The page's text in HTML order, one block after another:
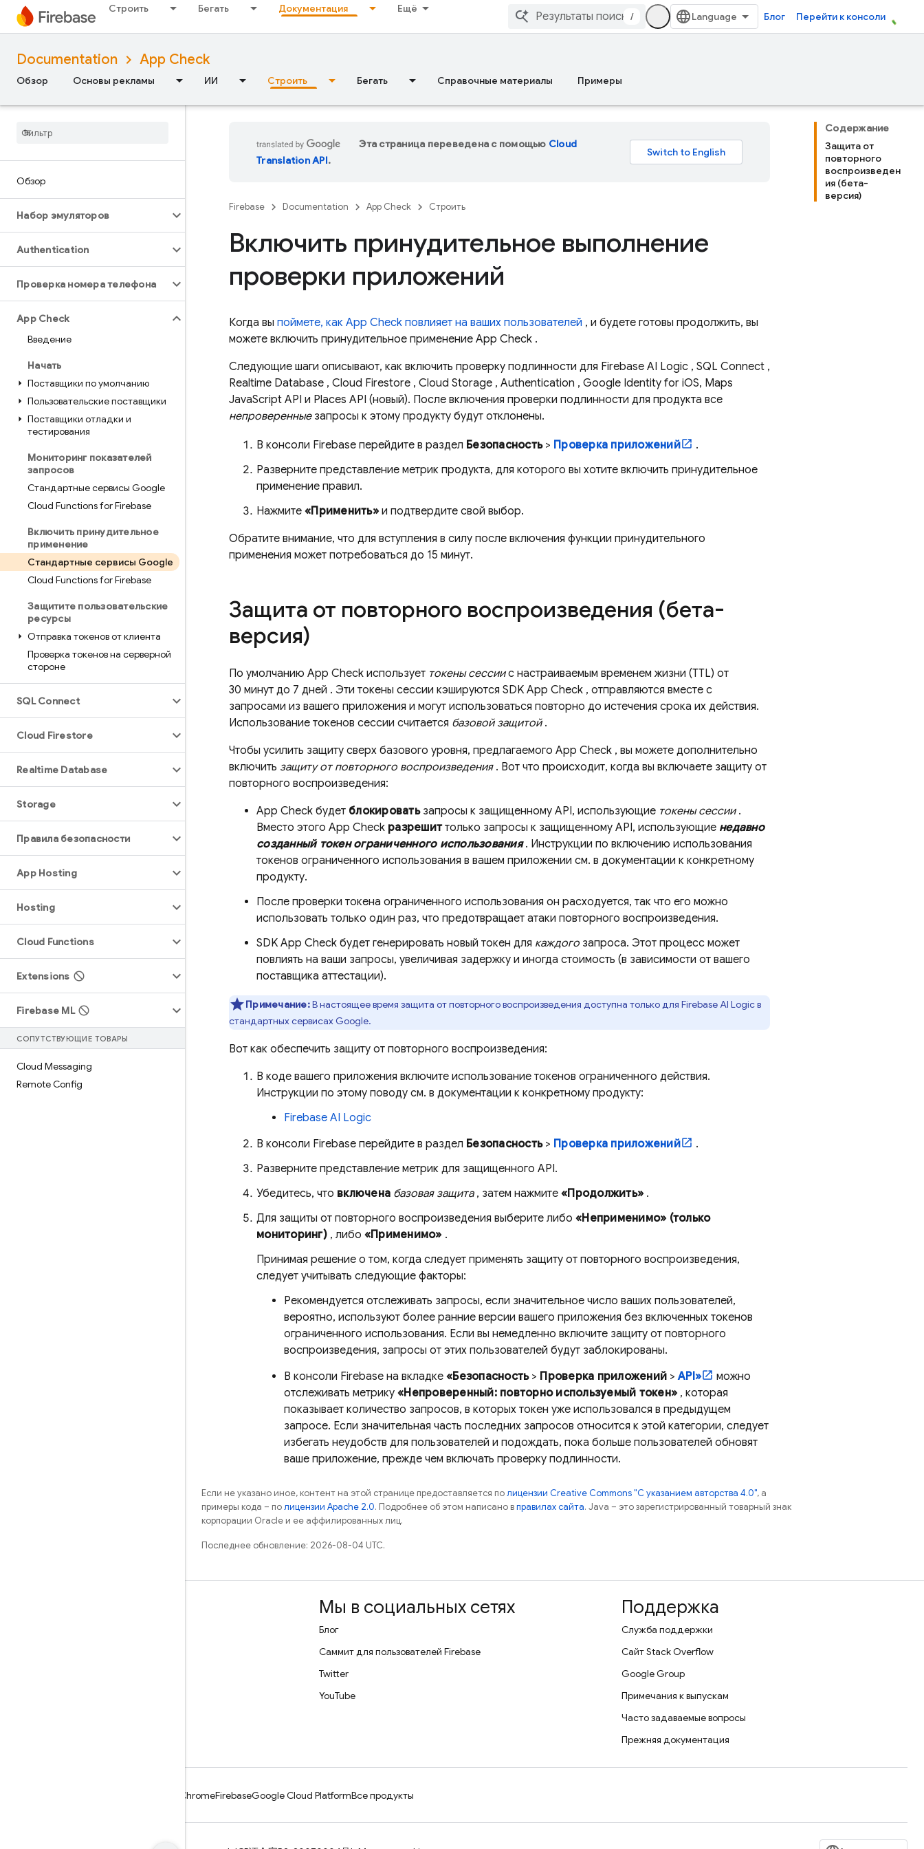
Строить Бегать Документация Ещё
/ Блог Перейти к консоли
Documentation App Check
Обзор Основы рекламы ИИ Строить Бегать Справочные материалы Примеры
Обзор
Набор эмуляторов
Authentication
Проверка номера телефона
App Check
Введение
Начать
Поставщики по умолчанию
Пользовательские поставщики
Поставщики отладки и
тестирования
Мониторинг показателей
запросов
Стандартные сервисы Google
Cloud Functions for Firebase
Включить принудительное
применение
Стандартные сервисы Google
Cloud Functions for Firebase
Защитите пользовательские
ресурсы
Отправка токенов от клиента
Проверка токенов на серверной
стороне
SQL Connect
Cloud Firestore
Realtime Database
Storage
Правила безопасности
App Hosting
Hosting
Cloud Functions
Extensions
Firebase ML
СОПУТСТВУЮЩИЕ ТОВАРЫ
Cloud Messaging
Remote Config
Содержание
Защита от
повторного
воспроизведен
ия (бета-
версия)
Эта страница переведена с помощью Cloud
Translation API.
Firebase Documentation App Check Строить
Включить принудительное выполнение
проверки приложений
Когда вы поймете, как App Check повлияет на ваших пользователей , и будете готовы продолжить, вы
можете включить принудительное применение App Check .
Следующие шаги описывают, как включить проверку подлинности для Firebase AI Logic , SQL Connect ,
Realtime Database , Cloud Firestore , Cloud Storage , Authentication , Google Identity for iOS, Maps
JavaScript API и Places API (новый). После включения проверки подлинности для продукта все
непроверенныезапросы к этому продукту будут отклонены.
В консоли Firebase перейдите в раздел Безопасность> Проверка приложений
.
Разверните представление метрик продукта, для которого вы хотите включить принудительное
применение правил.
Нажмите «Применить»и подтвердите свой выбор.
Обратите внимание, что для вступления в силу после включения функции принудительного
применения может потребоваться до 15 минут.
Защита от повторного воспроизведения (бета-
версия)
По умолчанию App Check использует токены сессиис настраиваемым временем жизни (TTL) от
30 минут до 7 дней . Эти токены сессии кэшируются SDK App Check , отправляются вместе с
запросами из вашего приложения и могут использоваться повторно до истечения срока их действия.
Использование токенов сессии считается базовой защитой.
Чтобы усилить защиту сверх базового уровня, предлагаемого App Check , вы можете дополнительно
включить защиту от повторного воспроизведения. Вот что происходит, когда вы включаете защиту от
повторного воспроизведения:
App Check будет блокироватьзапросы к защищенному API, использующие токены сессии.
Вместо этого App Check разрешиттолько запросы к защищенному API, использующие недавно
созданный токен ограниченного использования. Инструкции по включению использования
токенов ограниченного использования в вашем приложении см. в документации к конкретному
продукту.
После проверки токена ограниченного использования он расходуется, так что его можно
использовать только один раз, что предотвращает атаки повторного воспроизведения.
SDK App Check будет генерировать новый токен для каждого запроса. Этот процесс может
повлиять на ваши запросы, увеличивая задержку и иногда стоимость (в зависимости от вашего
поставщика аттестации).
Примечание:В настоящее время защита от повторного воспроизведения доступна только для Firebase AI Logicв
стандартных сервисах Google.
Вот как обеспечить защиту от повторного воспроизведения:
В коде вашего приложения включите использование токенов ограниченного действия.
Инструкции по этому поводу см. в документации к конкретному продукту:
Firebase AI Logic
В консоли Firebase перейдите в раздел Безопасность> Проверка приложений
.
Разверните представление метрик для защищенного API.
Убедитесь, что включена базовая защита, затем нажмите «Продолжить» .
Для защиты от повторного воспроизведения выберите либо «Неприменимо» (только
мониторинг), либо «Применимо» .
Принимая решение о том, когда следует применять защиту от повторного воспроизведения,
следует учитывать следующие факторы:
Рекомендуется отслеживать запросы, если значительное число ваших пользователей,
вероятно, используют более ранние версии вашего приложения без включенных токенов
ограниченного использования. Если вы немедленно включите защиту от повторного
воспроизведения, запросы от этих пользователей будут заблокированы.
В консоли Firebase на вкладке «Безопасность> Проверка приложений >API»
можно
отслеживать метрику «Непроверенный: повторно используемый токен» , которая
показывает количество запросов, в которых токен уже использовался в предыдущем
запросе. Если значительная часть последних запросов относится к этой категории, следует
избегать неудобств для пользователей и подождать, пока больше пользователей обновят
ваше приложение, прежде чем включать проверку подлинности.
Если не указано иное, контент на этой странице предоставляется полицензии Creative Commons "С указанием авторства 4.0", а
примеры кода – полицензии Apache 2.0. Подробнее об этом написано вправилах сайта. Java – это зарегистрированный товарный знак
корпорации Oracle и ее аффилированных лиц.
Последнее обновление: 2026-08-04 UTC.
Мы в социальных сетях
Блог
Саммит для пользователей Firebase
Twitter
YouTube
Поддержка
Служба поддержки
Сайт Stack Overflow
Google Group
Примечания к выпускам
Часто задаваемые вопросы
Прежняя документация
ChromeFirebaseGoogle Cloud PlatformВсе продукты